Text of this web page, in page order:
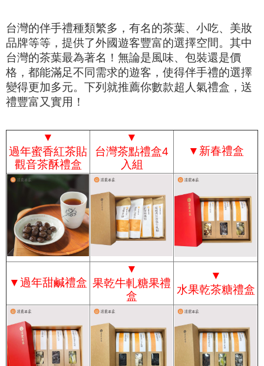
台灣的伴手禮種類繁多，有名的茶葉、小吃、美妝
品牌等等，提供了外國遊客豐富的選擇空間。其中
台灣的茶葉最為著名！無論是風味、包裝還是價
格，都能滿足不同需求的遊客，使得伴手禮的選擇
變得更加多元。下列就推薦你數款超人氣禮盒，送
禮豐富又實用！
▼
過年蜜香紅茶貼
觀音茶酥禮盒
▼
台灣茶點禮盒4
入組
▼ 新春禮盒
▼過年甜鹹禮盒
▼
果乾牛軋糖果禮
盒
▼
水果乾茶糖禮盒